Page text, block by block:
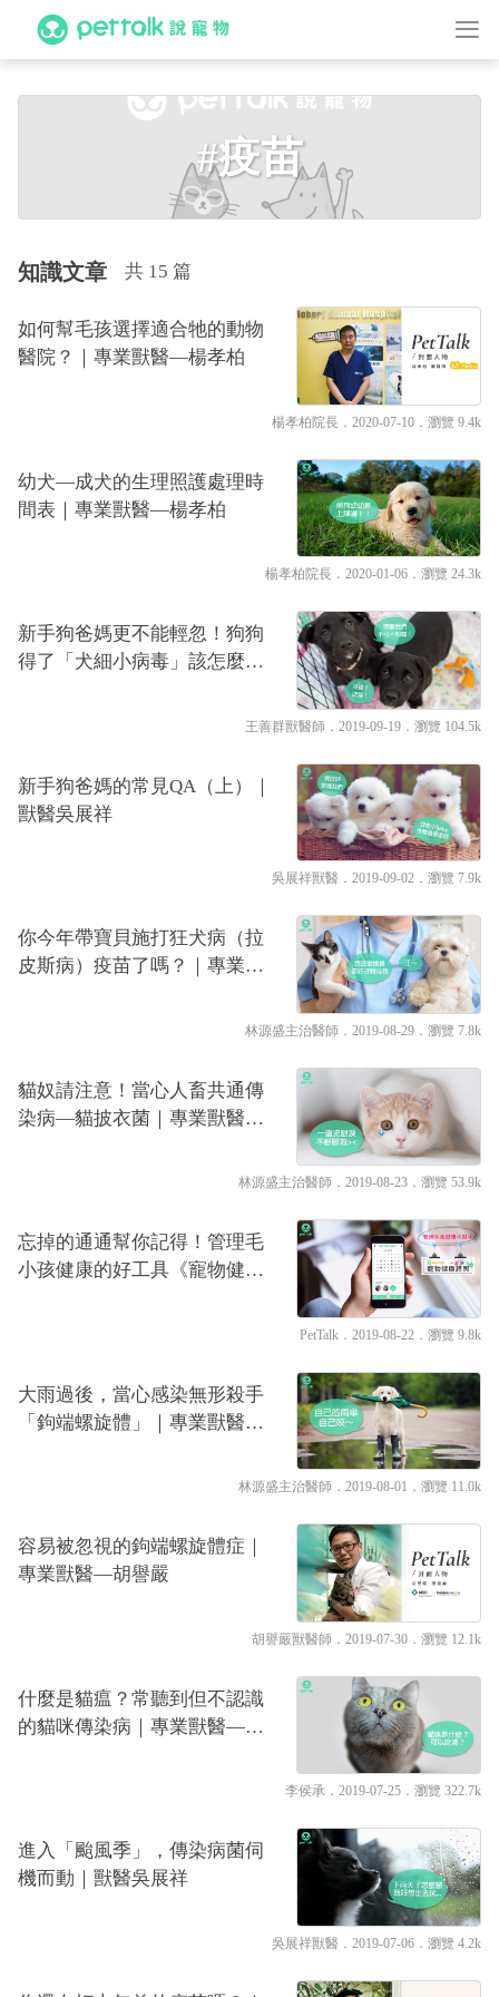
#疫苗
知識文章 共 15 篇
如何幫毛孩選擇適合牠的動物
醫院？｜專業獸醫—楊孝柏
楊孝柏院長 ．2020-07-10． 瀏覽 9.4k
幼犬—成犬的生理照護處理時
間表｜專業獸醫—楊孝柏
楊孝柏院長 ．2020-01-06． 瀏覽 24.3k
新手狗爸媽更不能輕忽！狗狗
得了「犬細小病毒」該怎麼
王善群獸醫師 ．2019-09-19． 瀏覽 104.5k
新手狗爸媽的常見QA（上）｜
獸醫吳展祥
吳展祥獸醫 ．2019-09-02． 瀏覽 7.9k
你今年帶寶貝施打狂犬病（拉
皮斯病）疫苗了嗎？｜專業獸
林源盛主治醫師 ．2019-08-29． 瀏覽 7.8k
貓奴請注意！當心人畜共通傳
染病—貓披衣菌｜專業獸醫—
林源盛主治醫師 ．2019-08-23． 瀏覽 53.9k
忘掉的通通幫你記得！管理毛
小孩健康的好工具《寵物健康
PetTalk ．2019-08-22． 瀏覽 9.8k
大雨過後，當心感染無形殺手
「鉤端螺旋體」｜專業獸醫—
林源盛主治醫師 ．2019-08-01． 瀏覽 11.0k
容易被忽視的鉤端螺旋體症｜
專業獸醫—胡譽嚴
胡譽嚴獸醫師 ．2019-07-30． 瀏覽 12.1k
什麼是貓瘟？常聽到但不認識
的貓咪傳染病｜專業獸醫—李
李侯承 ．2019-07-25． 瀏覽 322.7k
進入「颱風季」，傳染病菌伺
機而動｜獸醫吳展祥
吳展祥獸醫 ．2019-07-06． 瀏覽 4.2k